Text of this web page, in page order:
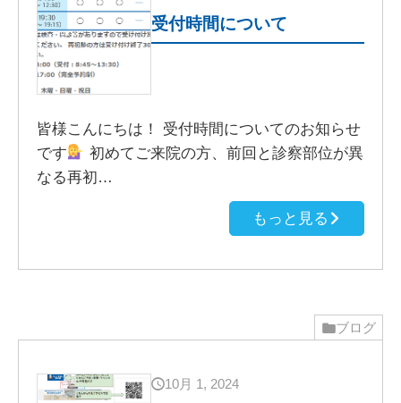
受付時間について
皆様こんにちは！ 受付時間についてのお知らせ
です
初めてご来院の方、前回と診察部位が異
なる再初…
もっと見る
ブログ
10月 1, 2024